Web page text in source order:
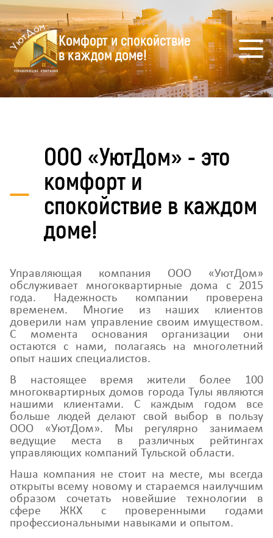
Комфорт и спокойствие
в каждом доме!
ООО «УютДом» - это
комфорт и
спокойствие в каждом
доме!
Управляющая компания ООО «УютДом»
обслуживает многоквартирные дома с 2015
года. Надежность компании проверена
временем. Многие из наших клиентов
доверили нам управление своим имуществом.
С момента основания организации они
остаются с нами, полагаясь на многолетний
опыт наших специалистов.
В настоящее время жители более 100
многоквартирных домов города Тулы являются
нашими клиентами. С каждым годом все
больше людей делают свой выбор в пользу
ООО «УютДом». Мы регулярно занимаем
ведущие места в различных рейтингах
управляющих компаний Тульской области.
Наша компания не стоит на месте, мы всегда
открыты всему новому и стараемся наилучшим
образом сочетать новейшие технологии в
сфере ЖКХ с проверенными годами
профессиональными навыками и опытом.